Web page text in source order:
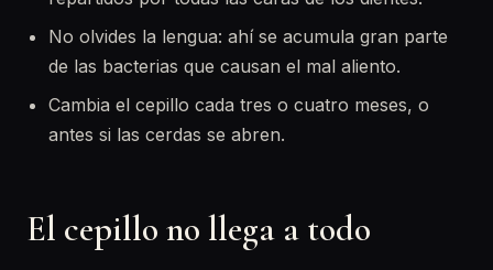
No olvides la lengua: ahí se acumula gran parte
de las bacterias que causan el mal aliento.
Cambia el cepillo cada tres o cuatro meses, o
antes si las cerdas se abren.
El cepillo no llega a todo